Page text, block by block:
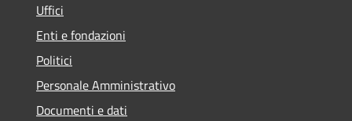
Uffici
Enti e fondazioni
Politici
Personale Amministrativo
Documenti e dati